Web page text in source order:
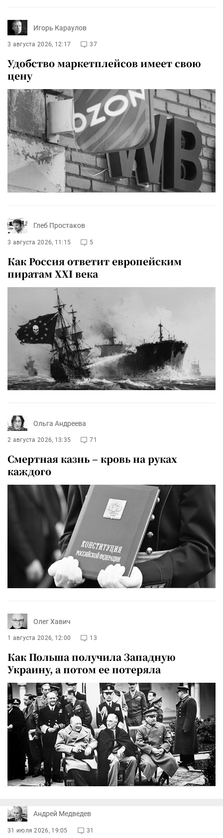
Игорь Караулов
3 августа 2026, 12:17 37
Удобство маркетплейсов имеет свою
цену
Глеб Простаков
3 августа 2026, 11:15 5
Как Россия ответит европейским
пиратам XXI века
Ольга Андреева
2 августа 2026, 13:35 71
Смертная казнь – кровь на руках
каждого
Олег Хавич
1 августа 2026, 12:00 13
Как Польша получила Западную
Украину, а потом ее потеряла
Андрей Медведев
31 июля 2026, 19:05 31